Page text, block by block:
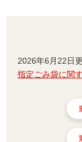
2026年6月22日
指定ごみ袋に関